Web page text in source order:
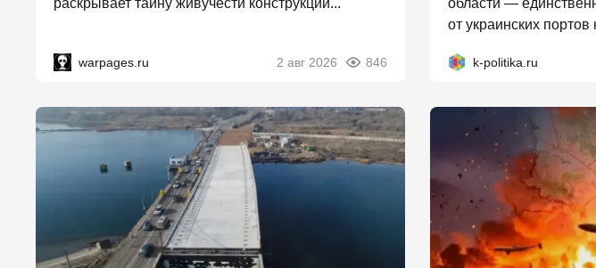
раскрывает тайну живучести конструкции...
warpages.ru 2 авг 2026 846
области —
от украинских
k-politika.ru